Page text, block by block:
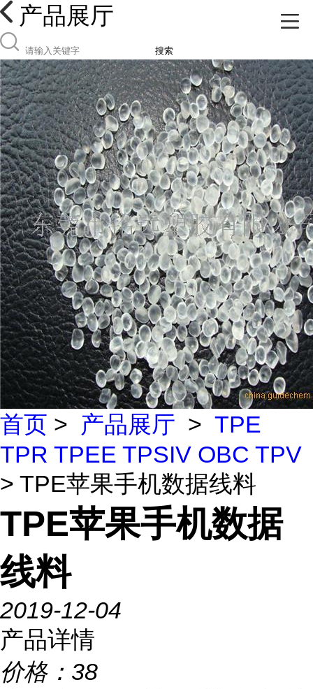
产品展厅
搜索
首页 > 产品展厅 > TPE
TPR TPEE TPSIV OBC TPV
> TPE苹果手机数据线料
TPE苹果手机数据
线料
2019-12-04
产品详情
价格： 38